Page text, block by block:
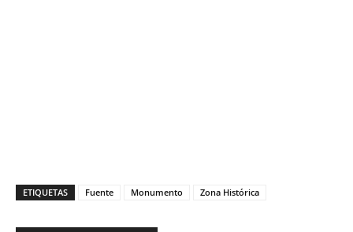
ETIQUETAS Fuente Monumento Zona Histórica